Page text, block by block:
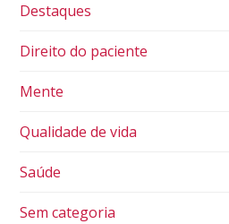
Destaques
Direito do paciente
Mente
Qualidade de vida
Saúde
Sem categoria